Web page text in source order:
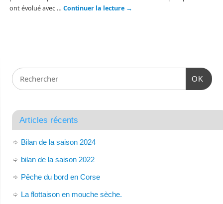
ont évolué avec … Continuer la lecture →
OK
Articles récents
Bilan de la saison 2024
bilan de la saison 2022
Pêche du bord en Corse
La flottaison en mouche sèche.